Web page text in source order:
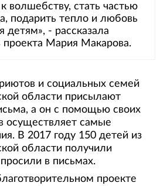
волшебству, стать частью
подарить тепло и любовь
- рассказала
проекта Мария Макарова.
и социальных семей
области присылают
а он с помощью своих
осуществляет самые
В 2017 году 150 детей из
области получили
в письмах.
проекте